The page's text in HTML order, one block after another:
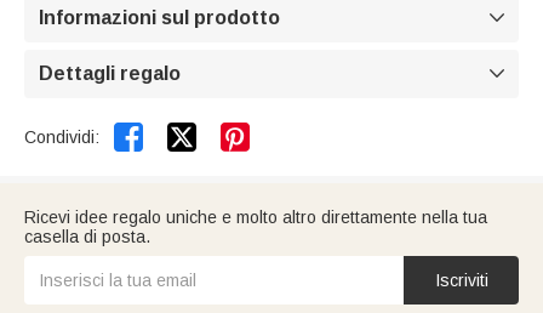
Informazioni sul prodotto 
Dettagli regalo 
Condividi:  
Ricevi idee regalo uniche e molto altro direttamente nella tua
casella di posta.
Iscriviti